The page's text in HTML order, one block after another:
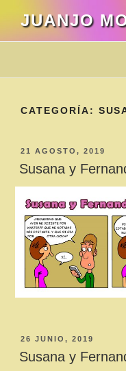
contenido
JUANJO
CATEGORÍA:
PUBLICADO
EL
21 AGOSTO, 2019
Susana y
PUBLICADO
EL
26 JUNIO, 2019
Susana y